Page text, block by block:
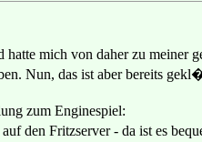
mich von daher zu meiner
Nun, das ist aber bereits
zum Enginespiel:
den Fritzserver - da ist es